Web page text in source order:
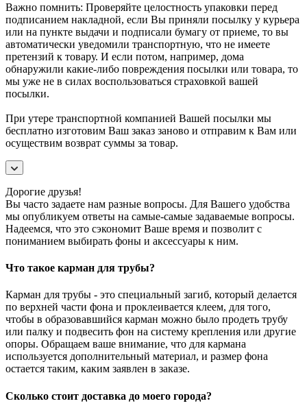
Важно помнить: Проверяйте целостность упаковки перед
подписанием накладной, если Вы приняли посылку у курьера
или на пункте выдачи и подписали бумагу от приеме, то вы
автоматически уведомили транспортную, что не имеете
претензий к товару. И если потом, например, дома
обнаружили какие-либо повреждения посылки или товара, то
мы уже не в силах воспользоваться страховкой вашей
посылки.
При утере транспортной компанией Вашей посылки мы
бесплатно изготовим Ваш заказ заново и отправим к Вам или
осуществим возврат суммы за товар.
Дорогие друзья!
Вы часто задаете нам разные вопросы. Для Вашего удобства
мы опубликуем ответы на самые-самые задаваемые вопросы.
Надеемся, что это сэкономит Ваше время и позволит с
пониманием выбирать фоны и аксессуары к ним.
Что такое карман для трубы?
Карман для трубы - это специальный загиб, который делается
по верхней части фона и проклеивается клеем, для того,
чтобы в образовавшийся карман можно было продеть трубу
или палку и подвесить фон на систему крепления или другие
опоры. Обращаем ваше внимание, что для кармана
используется дополнительный материал, и размер фона
остается таким, каким заявлен в заказе.
Сколько стоит доставка до моего города?